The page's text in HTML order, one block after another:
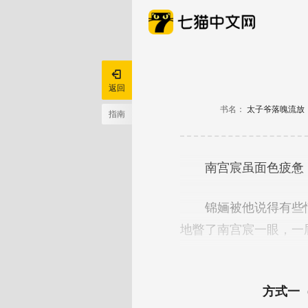

返回
指南 书名： 太子爷落魄流放
方式一